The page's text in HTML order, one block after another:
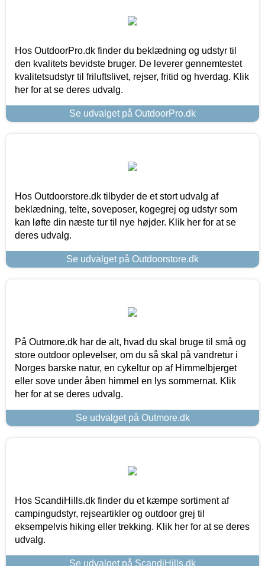
Hos OutdoorPro.dk finder du beklædning og udstyr til
den kvalitets bevidste bruger. De leverer gennemtestet
kvalitetsudstyr til friluftslivet, rejser, fritid og hverdag. Klik
her for at se deres udvalg.
Se udvalget på OutdoorPro.dk
Hos Outdoorstore.dk tilbyder de et stort udvalg af
beklædning, telte, soveposer, kogegrej og udstyr som
kan løfte din næste tur til nye højder. Klik her for at se
deres udvalg.
Se udvalget på Outdoorstore.dk
På Outmore.dk har de alt, hvad du skal bruge til små og
store outdoor oplevelser, om du så skal på vandretur i
Norges barske natur, en cykeltur op af Himmelbjerget
eller sove under åben himmel en lys sommernat. Klik
her for at se deres udvalg.
Se udvalget på Outmore.dk
Hos ScandiHills.dk finder du et kæmpe sortiment af
campingudstyr, rejseartikler og outdoor grej til
eksempelvis hiking eller trekking. Klik her for at se deres
udvalg.
Se udvalget på ScandiHills.dk